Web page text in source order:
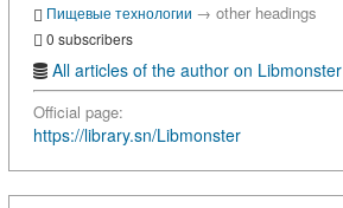
Пищевые технологии → other headings
0 subscribers
All articles of the author on Libmonster
Official page:
https://library.sn/Libmonster